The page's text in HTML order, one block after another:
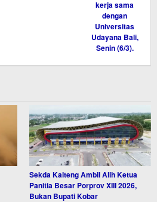
Sekda Kalteng Ambil Alih Ketua
Panitia Besar Porprov XIII 2026,
Bukan Bupati Kobar